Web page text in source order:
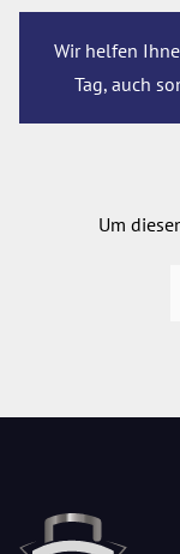
Wir helfen
Tag, auch
Um